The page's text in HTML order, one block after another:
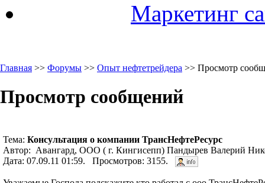
Маркетинг
Главная >> Форумы >> Опыт нефтетрейдера >> Просмотр
Просмотр сообщений
Тема: Консультация о компании ТрансНефтеРесурс
Автор: Авангард, ООО ( г. Кингисепп) Пандырев Валерий
Дата: 07.09.11 01:59. Просмотров: 3155.